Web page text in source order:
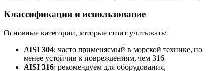
Классификация и использование
Основные категории, которые стоит учитывать:
AISI 304: часто применяемый в морской технике, но
менее устойчив к повреждениям, чем 316.
AISI 316: рекомендуем для оборудования,